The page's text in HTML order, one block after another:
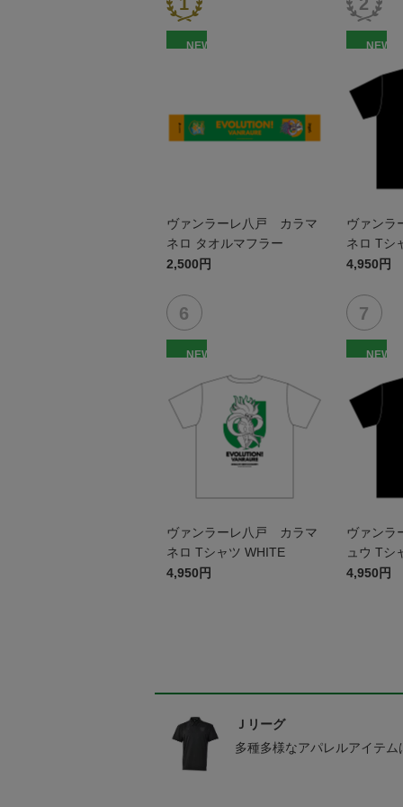
NEW
ヴァンラーレ八戸 カラマ
ネロ タオルマフラー
2,500円
NEW
ヴァン
ネロ Tシ
4,950円
NEW
ヴァンラーレ八戸 カラマ
ネロ Tシャツ WHITE
4,950円
NEW
ヴァン
ュウ Tシ
4,950円
Ｊリーグ
多種多様なアパレルアイテム